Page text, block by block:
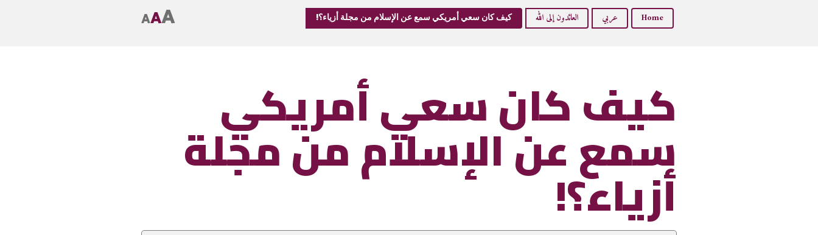
Home عربي العائدون إلى الله كيف كان سعي أمريكي سمع عن الإسلام من مجلة أزياء؟! AAA
كيف كان سعي أمريكي
سمع عن الإسلام من مجلة
أزياء؟!